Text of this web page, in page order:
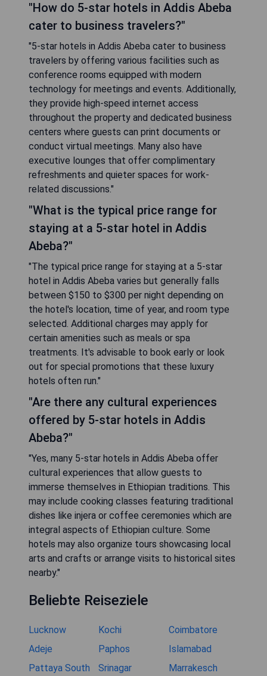
"How do 5-star hotels in Addis Abeba
cater to business travelers?"
"5-star hotels in Addis Abeba cater to business
travelers by offering various facilities such as
conference rooms equipped with modern
technology for meetings and events. Additionally,
they provide high-speed internet access
throughout the property and dedicated business
centers where guests can print documents or
conduct virtual meetings. Many also have
executive lounges that offer complimentary
refreshments and quieter spaces for work-
related discussions."
"What is the typical price range for
staying at a 5-star hotel in Addis
Abeba?"
"The typical price range for staying at a 5-star
hotel in Addis Abeba varies but generally falls
between $150 to $300 per night depending on
the hotel's location, time of year, and room type
selected. Additional charges may apply for
certain amenities such as meals or spa
treatments. It's advisable to book early or look
out for special promotions that these luxury
hotels often run."
"Are there any cultural experiences
offered by 5-star hotels in Addis
Abeba?"
"Yes, many 5-star hotels in Addis Abeba offer
cultural experiences that allow guests to
immerse themselves in Ethiopian traditions. This
may include cooking classes featuring traditional
dishes like injera or coffee ceremonies which are
integral aspects of Ethiopian culture. Some
hotels may also organize tours showcasing local
arts and crafts or arrange visits to historical sites
nearby."
Beliebte Reiseziele
Lucknow Kochi
Coimbatore
Adeje
Paphos
Islamabad
Pattaya South
Srinagar Marrakesch